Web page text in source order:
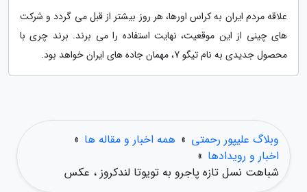
علاقه مردم ایران به کراس اورها، هر روز بیشتر از قبل می گردد و شرکت
های چینی از این موقعیت، نهایت استفاده را می برند. برند چری با
محصول جدیدی به نام تیگو 7، مهمان جاده های ایران خواهد بود.
وبلاگ علیپور رحمتی » همه اخبار و مقاله ها »
اخبار و رویدادها »
شباهت نسل تازه پاجرو به تویوتا لندکروز ، عکس